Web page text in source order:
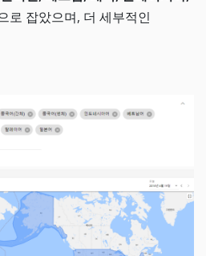
로 잡았으며, 더 세부적인